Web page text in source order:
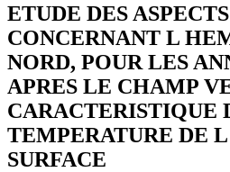
ETUDE DES
CONCERNANT L
NORD, POUR LES
APRES LE CHAMP
CARACTERISTIQUE
TEMPERATURE DE
SURFACE